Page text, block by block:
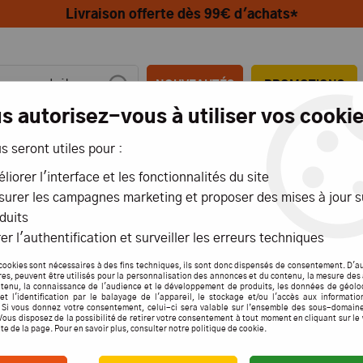
Livraison offerte dès 99€ d'achats*
NOUVEAUTÉS PROMOTIONS
carte plastique profilé pour modélisme profilé en "I"
autorisez-vous à utiliser vos
seront utiles pour :
l'interface et les fonctionnalités du site
les campagnes marketing et proposer des mises à jour
l'authentification et surveiller les erreurs techniques
sont nécessaires à des fins techniques, ils sont donc dispensés de consentement.
peuvent être utilisés pour la personnalisation des annonces et du contenu, la mesure des
la connaissance de l'audience et le développement de produits, les données de
l'identification par le balayage de l'appareil, le stockage et/ou l'accès aux
vous donnez votre consentement, celui-ci sera valable sur l’ensemble des sous-
disposez de la possibilité de retirer votre consentement à tout moment en cliquant sur le
de la page. Pour en savoir plus, consulter notre politique de cookie.